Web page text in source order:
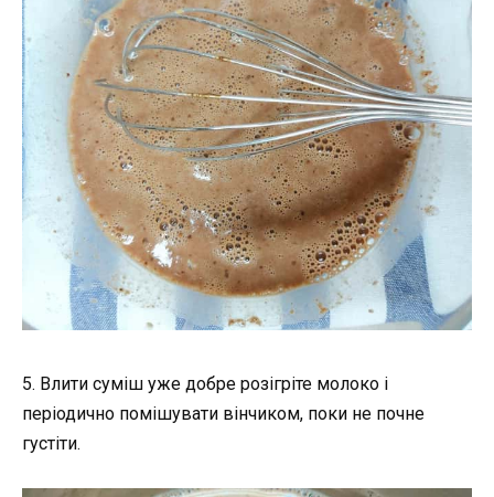
5. Влити суміш уже добре розігріте молоко і
періодично помішувати вінчиком, поки не почне
густіти.